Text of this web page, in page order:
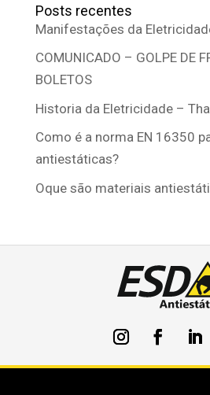
Posts recentes
Manifestações da
COMUNICADO – GOLPE DE
BOLETOS
Historia da Eletricidade –
Como é a norma EN 16350
antiestáticas?
Oque são materiais